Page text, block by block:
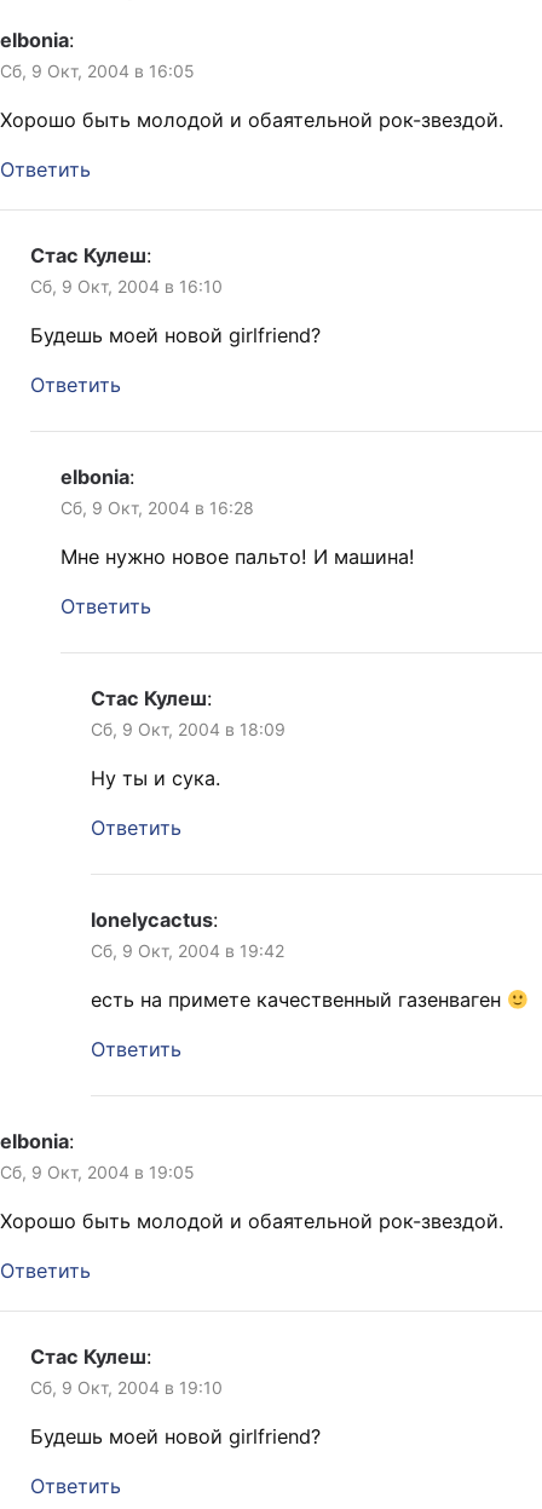
Не молчат, а не пиздят.
Разница – существенная.
Отсюда Когда я читаю…
elbonia:
Сб, 9 Окт, 2004 в 16:05
Хорошо быть молодой и обаятельной рок-звездой.
Ответить
Стас Кулеш:
Сб, 9 Окт, 2004 в 16:10
Будешь моей новой girlfriend?
Ответить
elbonia:
Сб, 9 Окт, 2004 в 16:28
Мне нужно новое пальто! И машина!
Ответить
Стас Кулеш:
Сб, 9 Окт, 2004 в 18:09
Ну ты и сука.
Ответить
lonelycactus:
Сб, 9 Окт, 2004 в 19:42
есть на примете качественный газенваген
Ответить
elbonia:
Сб, 9 Окт, 2004 в 19:05
Хорошо быть молодой и обаятельной рок-звездой.
Ответить
Стас Кулеш:
Сб, 9 Окт, 2004 в 19:10
Будешь моей новой girlfriend?
Ответить